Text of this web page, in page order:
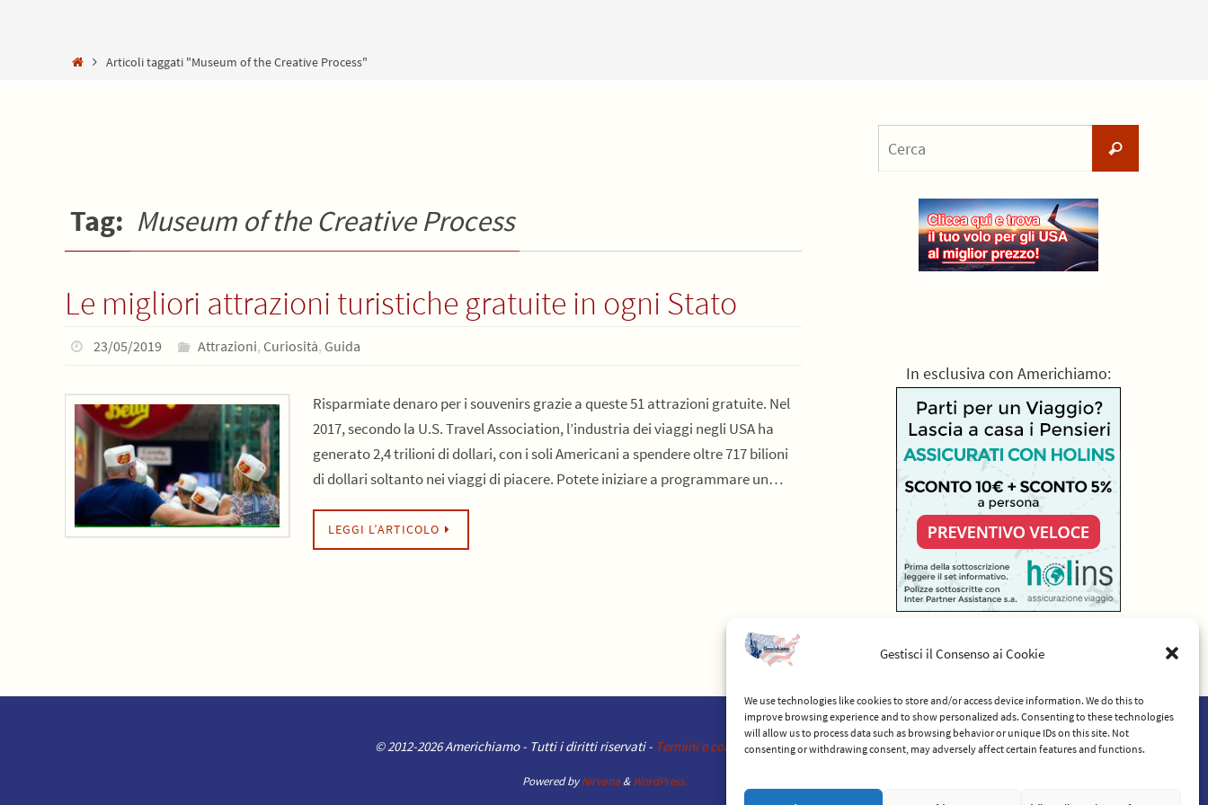
Gestisci il Consenso ai Cookie
We use technologies like cookies to store and/or access device information. We do this to
improve browsing experience and to show personalized ads. Consenting to these technologies
will allow us to process data such as browsing behavior or unique IDs on this site. Not
consenting or withdrawing consent, may adversely affect certain features and functions.
HomeArticoli taggati "Museum of the Creative Process"
Tag: Museum of the Creative Process
Le migliori attrazioni turistiche gratuite in ogni Stato
23/05/2019 Attrazioni, Curiosità, Guida
Risparmiate denaro per i souvenirs grazie a queste 51 attrazioni gratuite. Nel
2017, secondo la U.S. Travel Association, l’industria dei viaggi negli USA ha
generato 2,4 trilioni di dollari, con i soli Americani a spendere oltre 717 bilioni
di dollari soltanto nei viaggi di piacere. Potete iniziare a programmare un…
LEGGI L’ARTICOLO
Cerca
In esclusiva con Americhiamo:
© 2012-2026 Americhiamo - Tutti i diritti riservati - Termini e condizioni del servizio
Powered byNirvana& WordPress.